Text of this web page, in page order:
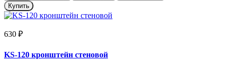
Купить
630 ₽
KS-120 кронштейн стеновой